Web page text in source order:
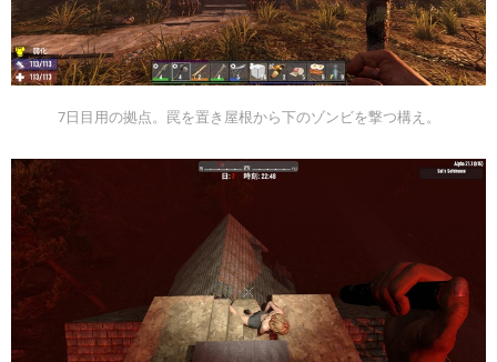
7日目用の拠点。罠を置き屋根から下のゾンビを撃つ構え。